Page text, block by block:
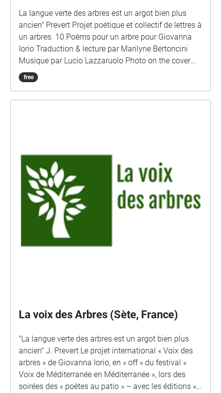
La langue verte des arbres est un argot bien plus
ancien" Prevert Projet poétique et collectif de lettres à
un arbres. 10 Poèms pour un arbre pour Giovanna
Iorio Traduction & lecture par Marilyne Bertoncini
Musique par Lucio Lazzaruolo Photo on the cover
Marilyne Bertoncini
free
La voix des Arbres (Sète, France)
"La langue verte des arbres est un argot bien plus
ancien" J. Prevert Le projet international « Voix des
arbres » de Giovanna Iorio, en « off » du festival «
Voix de Méditerranée en Méditerranée », lors des
soirées des « poètes au patio » – avec les éditions «